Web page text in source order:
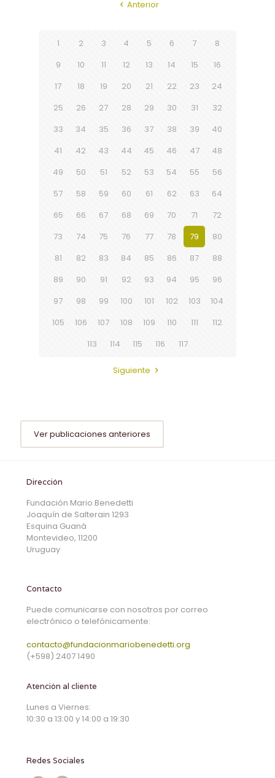
Anterior
1 2 3 4 5 6 7
8
9
10 11 12 13 14 15
16
17
18 19 20 21 22 23
24
25
26 27 28 29 30 31
32
33
34 35 36 37 38 39
40
41
42 43 44 45 46 47
48
49
50 51 52 53 54 55
56
57
58 59 60 61 62 63
64
65
66 67 68 69 70 71
72
73
74 75 76 77 78 79
80
81
82 83 84 85 86 87
88
89
90 91 92 93 94 95
96
97
98 99 100 101 102 103
104
105
106 107 108 109 110 111
112
113
114 115 116 117
Siguiente
Ver publicaciones anteriores
Dirección
Fundación Mario Benedetti
Joaquín de Salterain 1293
Esquina Guaná
Montevideo, 11200
Uruguay
Contacto
Puede comunicarse con nosotros por correo
electrónico o telefónicamente:
contacto@fundacionmariobenedetti.org
(+598) 2407 1490
Atención al cliente
Lunes a Viernes:
10:30 a 13:00 y 14:00 a 19:30
Redes Sociales